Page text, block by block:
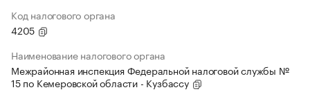
Код налогового органа
4205
Наименование налогового органа
Межрайонная инспекция Федеральной налоговой службы №
15 по Кемеровской области - Кузбассу